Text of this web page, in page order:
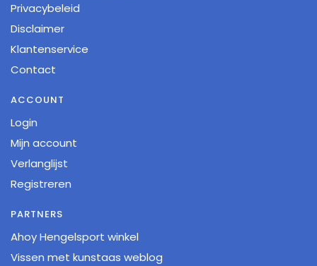
Privacybeleid
Disclaimer
Klantenservice
Contact
ACCOUNT
Login
Mijn account
Verlanglijst
Registreren
PARTNERS
Ahoy Hengelsport winkel
Vissen met kunstaas weblog